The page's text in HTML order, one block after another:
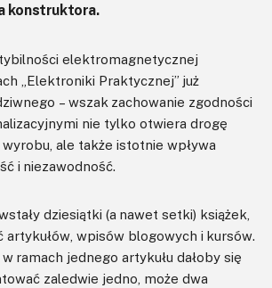
konstruktora.
elektromagnetycznej
„Elektroniki Praktycznej” już
– wszak zachowanie zgodności
nie tylko otwiera drogę
ale także istotnie wpływa
i niezawodność.
dziesiątki (a nawet setki) książek,
artykułów, wpisów blogowych i kursów.
ramach jednego artykułu dałoby się
zaledwie jedno, może dwa